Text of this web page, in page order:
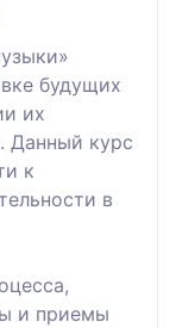
будущих
их
Данный курс
к
в
и приемы